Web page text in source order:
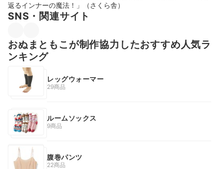
返るインナーの魔法！」（さくら舎）
SNS・関連サイト
おぬまともこが制作協力したおすすめ人気ラ
ンキング
レッグウォーマー
29商品
ルームソックス
9商品
腹巻パンツ
22商品